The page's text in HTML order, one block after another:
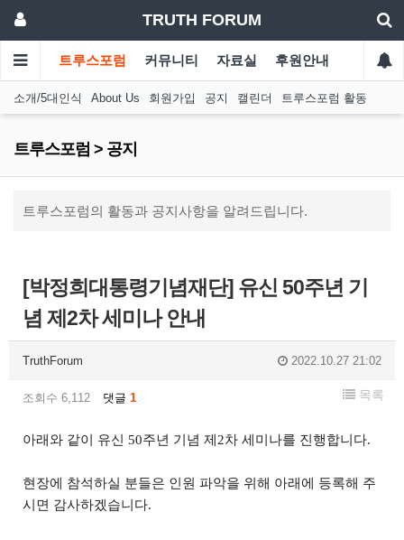
TRUTH FORUM
트루스포럼 커뮤니티 자료실 후원안내
소개/5대인식 About Us 회원가입 공지 캘린더 트루스포럼 활동
트루스포럼 > 공지
트루스포럼의 활동과 공지사항을 알려드립니다.
[박정희대통령기념재단] 유신 50주년 기
념 제2차 세미나 안내
TruthForum 2022.10.27 21:02
조회수 6,112 댓글 1 목록
아래와 같이 유신 50주년 기념 제2차 세미나를 진행합니다.
현장에 참석하실 분들은 인원 파악을 위해 아래에 등록해 주
시면 감사하겠습니다.